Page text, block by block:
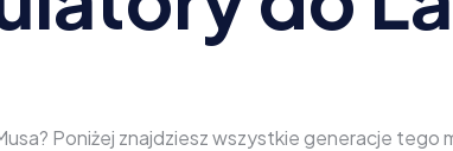
Poniżej znajdziesz wszystkie generacje